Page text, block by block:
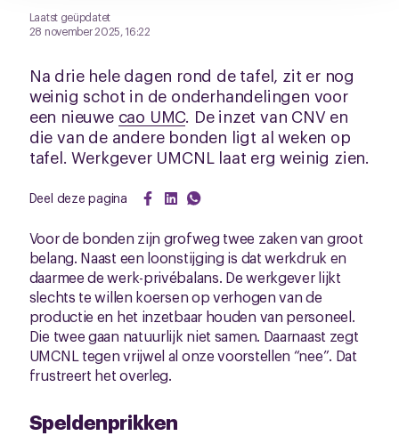
Laatst geüpdatet
28 november 2025, 16:22
Na drie hele dagen rond de tafel, zit er nog
weinig schot in de onderhandelingen voor
een nieuwe cao UMC. De inzet van CNV en
die van de andere bonden ligt al weken op
tafel. Werkgever UMCNL laat erg weinig zien.
Deel deze pagina
Voor de bonden zijn grofweg twee zaken van groot
belang. Naast een loonstijging is dat werkdruk en
daarmee de werk-privébalans. De werkgever lijkt
slechts te willen koersen op verhogen van de
productie en het inzetbaar houden van personeel.
Die twee gaan natuurlijk niet samen. Daarnaast zegt
UMCNL tegen vrijwel al onze voorstellen “nee”. Dat
frustreert het overleg.
Speldenprikken